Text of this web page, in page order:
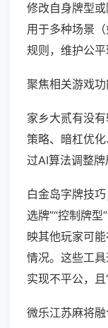
修改自身牌型
用于多种场景
规则，维护公平
聚焦相关游戏功
家乡大贰有没
策略、暗杠优
过AI算法调整牌
白金岛字牌技
选牌”“控制牌
映其他玩家可能
情况。这些工
实现不平公，且
微乐江苏麻将